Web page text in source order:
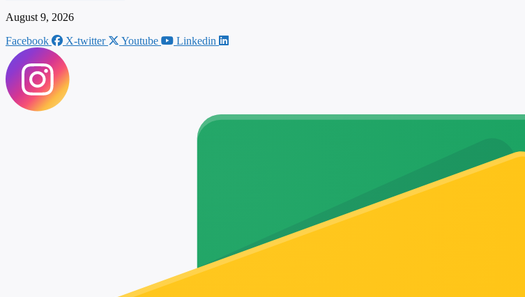
August 9, 2026
Facebook
X-twitter Youtube Linkedin